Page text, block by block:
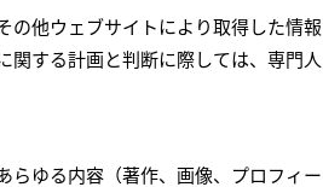
の他ウェブサイトにより取得した情報
関する計画と判断に際しては、専門人
らゆる内容（著作、画像、プロフィー